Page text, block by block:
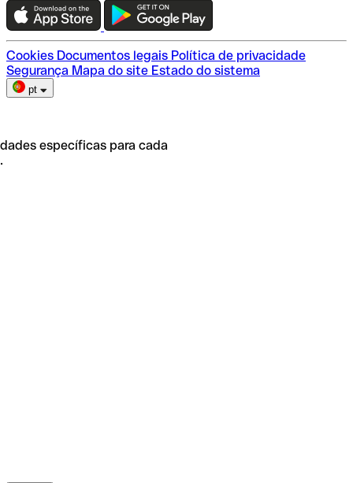
Escolha do plano
Cookies Documentos legais Política de privacidade
Segurança Mapa do site Estado do sistema
pt
específicas para cada